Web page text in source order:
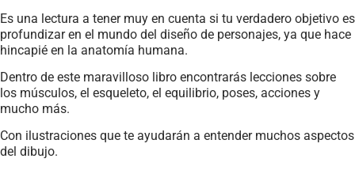
Es una lectura a tener muy en cuenta si tu verdadero objetivo es
profundizar en el mundo del diseño de personajes, ya que hace
hincapié en la anatomía humana.
Dentro de este maravilloso libro encontrarás lecciones sobre
los músculos, el esqueleto, el equilibrio, poses, acciones y
mucho más.
Con ilustraciones que te ayudarán a entender muchos aspectos
del dibujo.